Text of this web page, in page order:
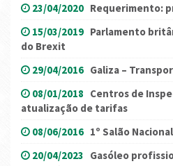
23/04/2020 Requerimento:
15/03/2019 Parlamento
do Brexit
29/04/2016 Galiza –
08/01/2018 Centros de
atualização de tarifas
08/06/2016 1º Salão
20/04/2023 Gasóleo